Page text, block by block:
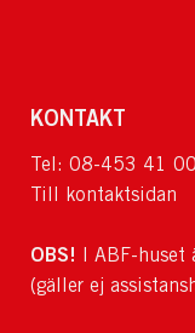
KONTAKT
Tel: 08-453 41 00
Till kontaktsidan
OBS! I ABF-huset
(gäller ej